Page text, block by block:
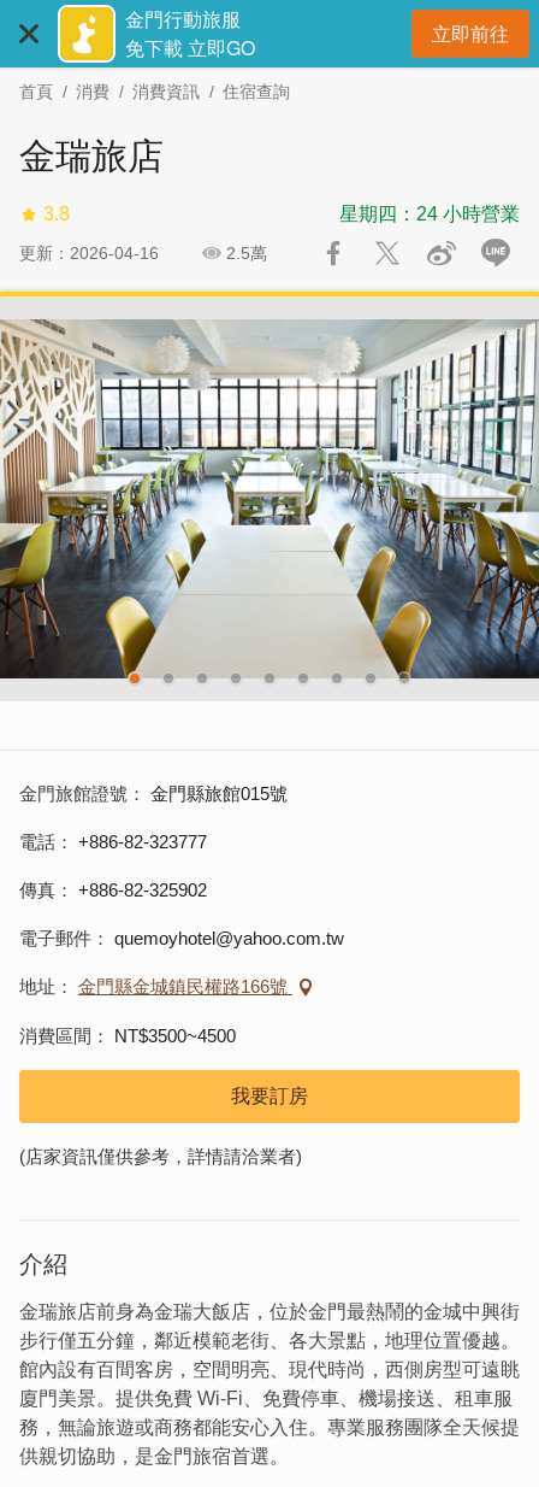
主
金門行動旅服
免下載 立即GO
立即前往開
首頁 消費 消費資訊 住宿查詢
金瑞旅店
3.8 星期四：24 小時營業
更新：2026-04-16 2.5萬
社
金門旅館證號 金門縣旅館015號
電話 +886-82-323777
傳真 +886-82-325902
電子郵件 quemoyhotel@yahoo.com.tw
地址 金門縣金城鎮民權路166號
消費區間 NT$3500~4500
我要訂房
(店家資訊僅供參考，詳情請洽業者)
介紹
金瑞旅店前身為金瑞大飯店，位於金門最熱鬧的金城中興街
步行僅五分鐘，鄰近模範老街、各大景點，地理位置優越。
館內設有百間客房，空間明亮、現代時尚，西側房型可遠眺
廈門美景。提供免費 Wi-Fi、免費停車、機場接送、租車服
務，無論旅遊或商務都能安心入住。專業服務團隊全天候提
供親切協助，是金門旅宿首選。